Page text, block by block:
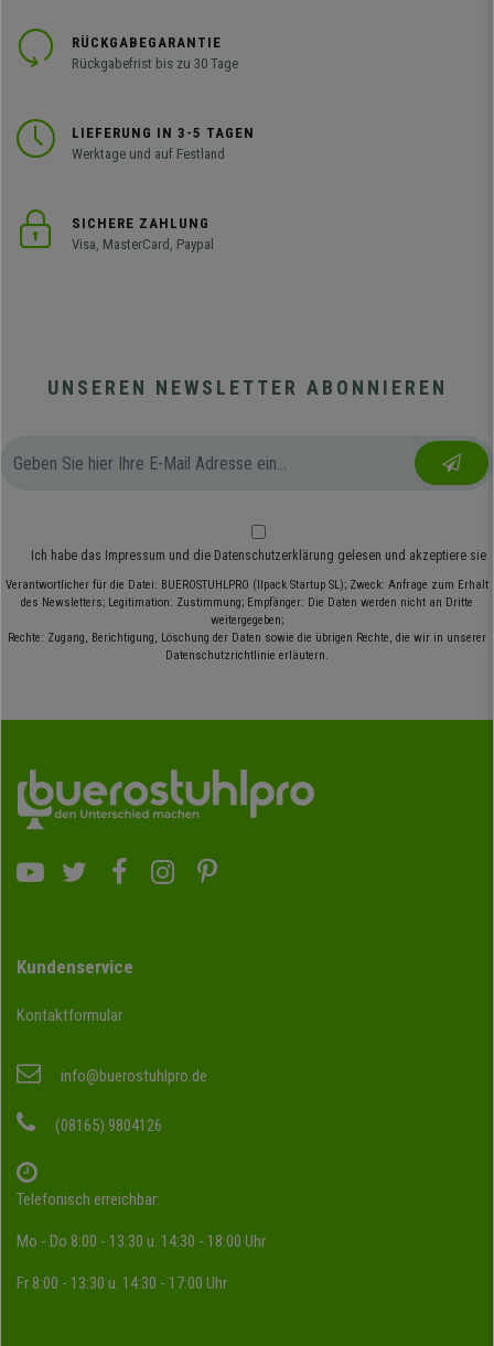
RÜCKGABEGARANTIE
Rückgabefrist bis zu 30 Tage
LIEFERUNG IN 3-5 TAGEN
Werktage und auf Festland
SICHERE ZAHLUNG
Visa, MasterCard, Paypal
UNSEREN NEWSLETTER ABONNIEREN
Ich habe das Impressum und die Datenschutzerklärung gelesen und akzeptiere sie
Verantwortlicher für die Datei: BUEROSTUHLPRO (Ilpack Startup SL); Zweck: Anfrage zum Erhalt
des Newsletters; Legitimation: Zustimmung; Empfänger: Die Daten werden nicht an Dritte
weitergegeben;
Rechte: Zugang, Berichtigung, Löschung der Daten sowie die übrigen Rechte, die wir in unserer
Datenschutzrichtlinie erläutern.
Kundenservice
Kontaktformular
info@buerostuhlpro.de
(08165) 9804126
Telefonisch erreichbar:
Mo - Do 8:00 - 13:30 u. 14:30 - 18:00 Uhr
Fr 8:00 - 13:30 u. 14:30 - 17:00 Uhr